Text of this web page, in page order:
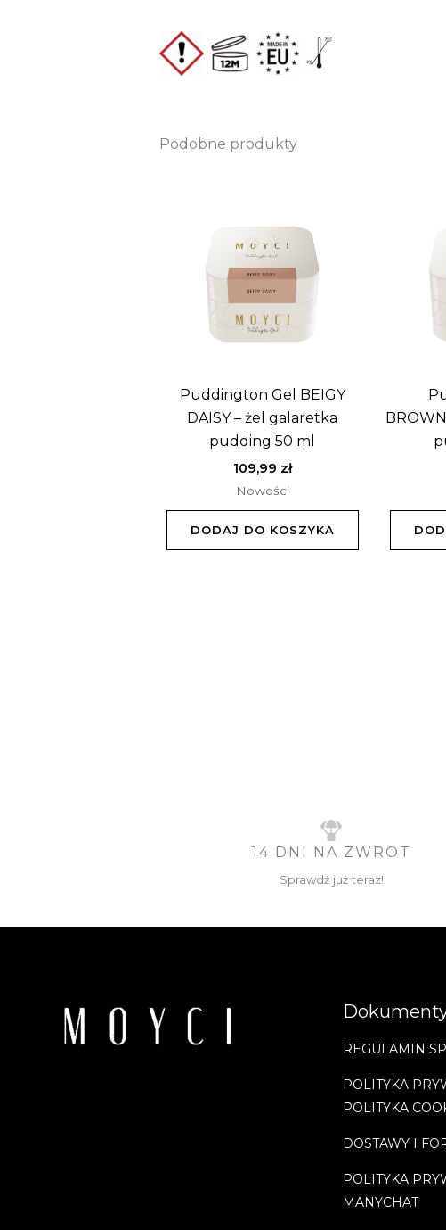
Podobne produkty
Puddington Gel BEIGY
DAISY – żel galaretka
pudding 50 ml
109,99 zł
Nowości
DODAJ DO KOSZYKA
14 DNI NA ZWROT
Sprawdź już teraz!
REGULAMIN
POLITYKA
POLITYKA
DOSTAWY I
POLITYKA
MANYCHAT